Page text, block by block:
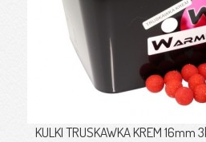
KULKI TRUSKAWKA KREM 16mm